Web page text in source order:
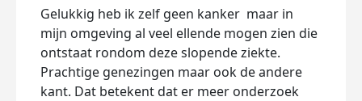
Gelukkig heb ik zelf geen kanker maar in
mijn omgeving al veel ellende mogen zien die
ontstaat rondom deze slopende ziekte.
Prachtige genezingen maar ook de andere
kant. Dat betekent dat er meer onderzoek